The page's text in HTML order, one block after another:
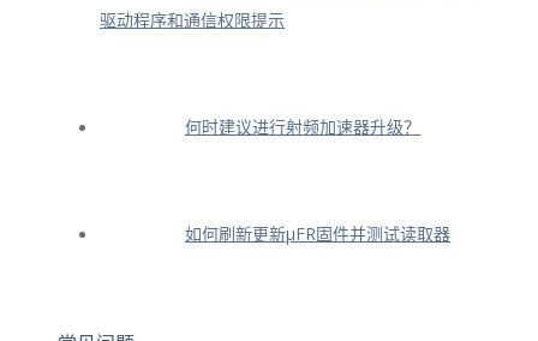
驱动程序和通信权限提示
何时建议进行射频加速器升级？
如何刷新更新μFR固件并测试读取器